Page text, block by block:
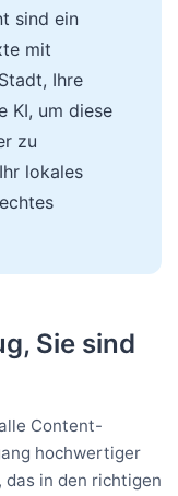
sind ein
mit
Ihre
KI, um diese
zu
lokales
Sie sind
Content-
hochwertiger
das in den richtigen